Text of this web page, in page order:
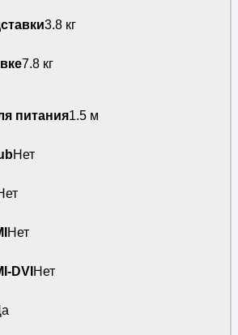
3.8 кг
7.8 кг
питания1.5 м
Нет
Нет
DVI Нет